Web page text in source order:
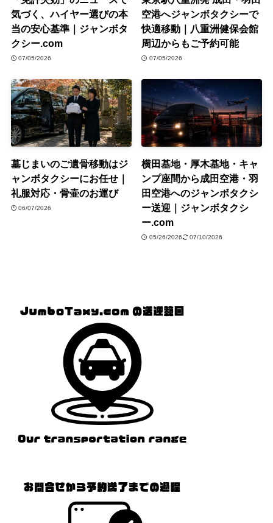
気づく、ハイヤー選びの本
当の安心基準｜ジャンボタ
クシー.com
07/05/2026
空港へジャンボタクシーで
快適移動｜八重洲健保会館
周辺からもご予約可能
07/05/2026
墓じまいのご遺骨移動はジ
ャンボタクシーにお任せ｜
礼服対応・骨壷のお運び
06/07/2026
横田基地・厚木基地・キャ
ンプ座間から成田空港・羽
田空港へのジャンボタクシ
ー送迎｜ジャンボタクシ
ー.com
05/26/2026 07/10/2026